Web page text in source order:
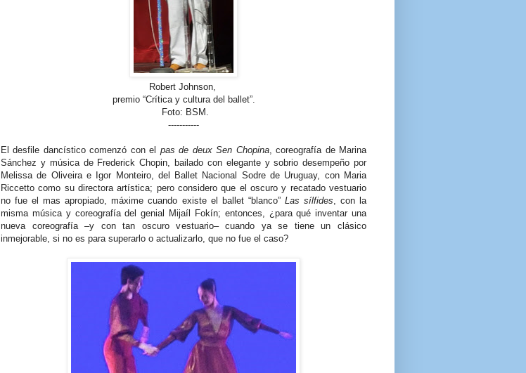
Robert Johnson,
premio “Crítica y cultura del ballet”.
Foto: BSM.
-----------
El desfile dancístico comenzó con el pas de deux Sen Chopina, coreografía de Marina
Sánchez y música de Frederick Chopin, bailado con elegante y sobrio desempeño por
Melissa de Oliveira e Igor Monteiro, del Ballet Nacional Sodre de Uruguay, con Maria
Riccetto como su directora artística; pero considero que el oscuro y recatado vestuario
no fue el mas apropiado, máxime cuando existe el ballet “blanco” Las sílfides, con la
misma música y coreografía del genial Mijaíl Fokín; entonces, ¿para qué inventar una
nueva coreografía –y con tan oscuro vestuario– cuando ya se tiene un clásico
inmejorable, si no es para superarlo o actualizarlo, que no fue el caso?